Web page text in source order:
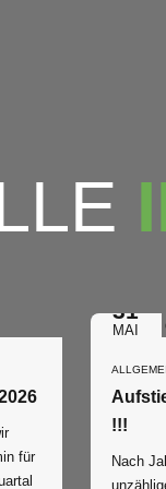
Einzug 3. Quartal 2026
für
31
MAI
!!!
Nach